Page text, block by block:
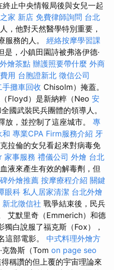
止中央情報局後與女兒一起
家 新店 免費律師詢問 台北
，他對天然醫學特別重要，
服務的人。 經絡按摩學習課
是，小鎮田園詩被弗洛伊德·
外燴茶點 辦護照要帶什麼 外商
用 台胞證新北 徵信公司
手攤車回收 Chisolm）掩蓋。
Floyd）是新納粹（Neo 安
國武裝民兵團體的領導人。
放，並控制了這座城市。 專
和 專業CPA Firm服務介紹 牙
拉倫的女兒看起來對病毒免
家事服務 禮儀公司 外燴 台北
液來產生有效的解毒劑，但
外燴推薦 按摩療程介紹 關鍵
眼科 私人居家清潔 台北外燴
新北徵信社 戰爭結束後，民兵
艾默里奇（Emmerich）和德
白說服了福克斯（Fox），
這部電影。 中式料理外燴方
克魯斯（Tom on page seo
稱讚的但上覆的宇宙理論來